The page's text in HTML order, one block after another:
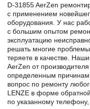
D-31855 AerZen
с применением
оборудования. У нас
с большим опытом
эксплуатацию
решать многие
теряете в качестве.
AerZen от
определенным
вопрос по ремонту
LENZE в формe
по указанному телефону,